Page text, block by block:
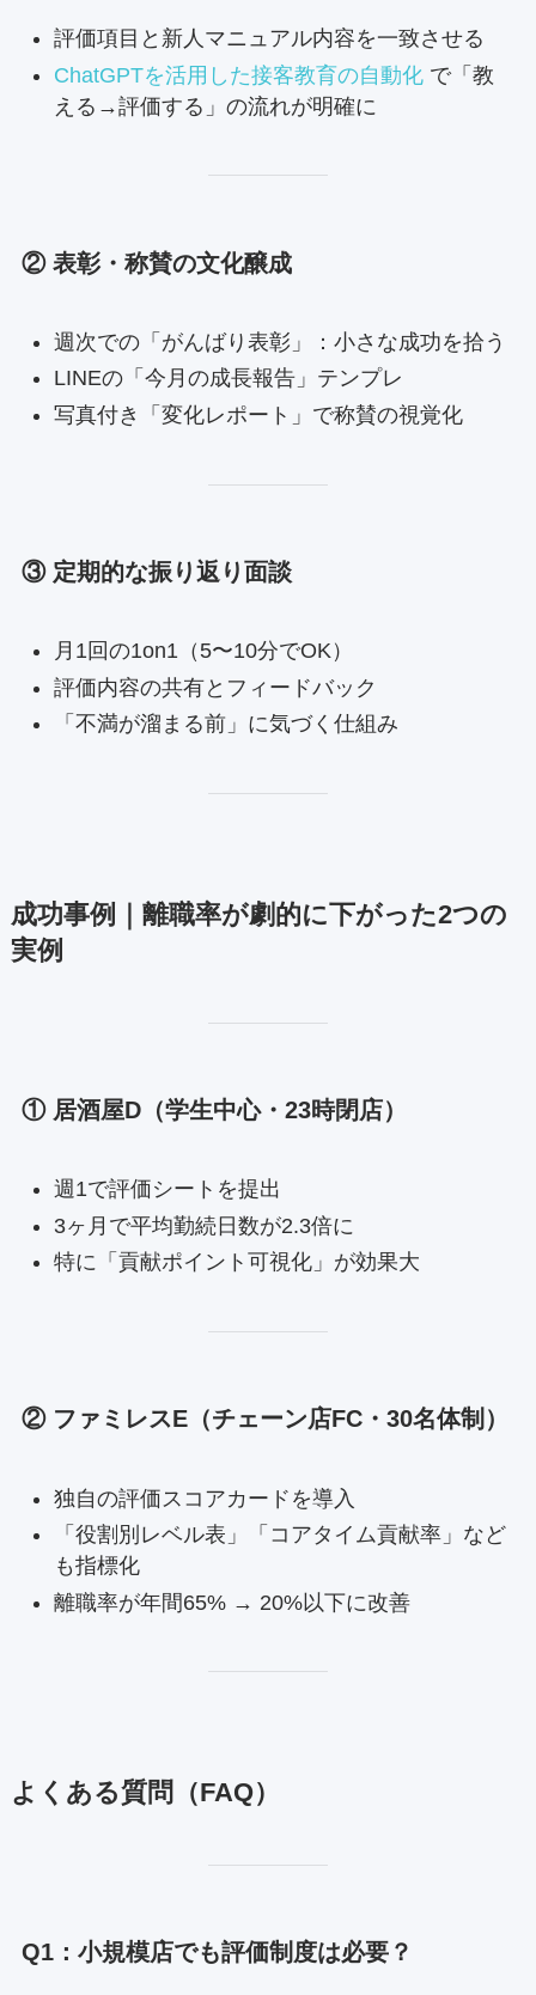
評価項目と新人マニュアル内容を一致させる
ChatGPTを活用した接客教育の自動化で「教
える→評価する」の流れが明確に
② 表彰・称賛の文化醸成
週次での「がんばり表彰」：小さな成功を拾う
LINEの「今月の成長報告」テンプレ
写真付き「変化レポート」で称賛の視覚化
③ 定期的な振り返り面談
月1回の1on1（5〜10分でOK）
評価内容の共有とフィードバック
「不満が溜まる前」に気づく仕組み
成功事例｜離職率が劇的に下がった2つの
実例
① 居酒屋D（学生中心・23時閉店）
週1で評価シートを提出
3ヶ月で平均勤続日数が2.3倍に
特に「貢献ポイント可視化」が効果大
② ファミレスE（チェーン店FC・30名体制）
独自の評価スコアカードを導入
「役割別レベル表」「コアタイム貢献率」など
も指標化
離職率が年間65% → 20%以下に改善
よくある質問（FAQ）
Q1：小規模店でも評価制度は必要？